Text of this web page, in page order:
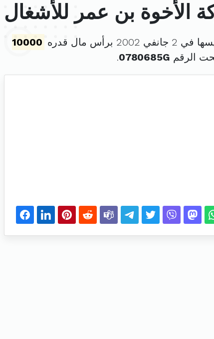
الأخوة بن عمر للأشغال
2002 برأس مال قدره
10000
الرقم 0780685G
.